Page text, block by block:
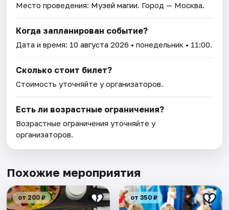
Место проведения: Музей магии. Город — Москва.
Когда запланирован событие?
Дата и время: 10 августа 2026 • понедельник • 11:00.
Сколько стоит билет?
Стоимость уточняйте у организаторов.
Есть ли возрастные ограничения?
Возрастные ограничения уточняйте у
организаторов.
Похожие мероприятия
от 200 ₽ от 350 ₽